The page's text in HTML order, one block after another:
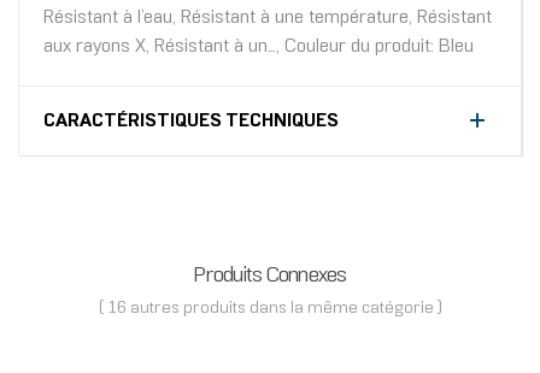
Résistant à l’eau, Résistant à une température, Résistant
aux rayons X, Résistant à un..., Couleur du produit: Bleu
CARACTÉRISTIQUES TECHNIQUES
Produits Connexes
( 16 autres produits dans la même catégorie )